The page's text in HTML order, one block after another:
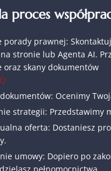
proces
porady prawnej:
stronie lub Agenta AI.
oraz skany dokumentów
Ocenimy
strategii: Przedstawimy
oferta: Dostaniesz
umowy: Dopiero po